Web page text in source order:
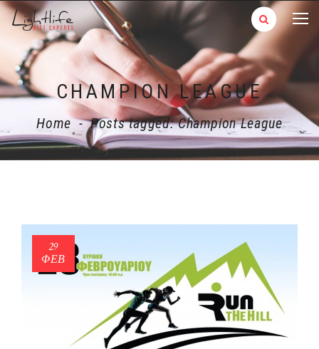
CHAMPION LEAGUE
Home - Posts tagged: Champion League
29
ΦΕΒ